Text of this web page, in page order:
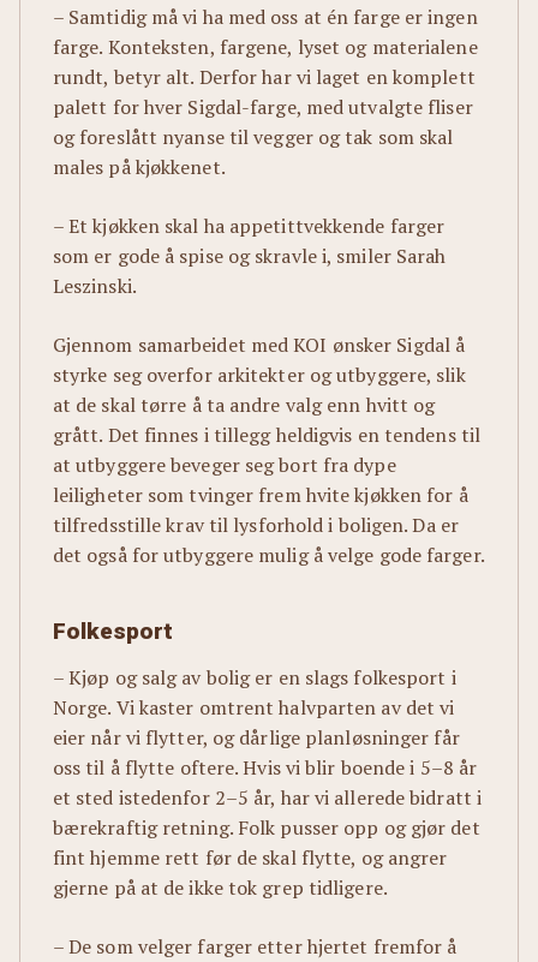
– Samtidig må vi ha med oss at én farge er ingen
farge. Konteksten, fargene, lyset og materialene
rundt, betyr alt. Derfor har vi laget en komplett
palett for hver Sigdal-farge, med utvalgte fliser
og foreslått nyanse til vegger og tak som skal
males på kjøkkenet.
– Et kjøkken skal ha appetittvekkende farger
som er gode å spise og skravle i, smiler Sarah
Leszinski.
Gjennom samarbeidet med KOI ønsker Sigdal å
styrke seg overfor arkitekter og utbyggere, slik
at de skal tørre å ta andre valg enn hvitt og
grått. Det finnes i tillegg heldigvis en tendens til
at utbyggere beveger seg bort fra dype
leiligheter som tvinger frem hvite kjøkken for å
tilfredsstille krav til lysforhold i boligen. Da er
det også for utbyggere mulig å velge gode farger.
Folkesport
– Kjøp og salg av bolig er en slags folkesport i
Norge. Vi kaster omtrent halvparten av det vi
eier når vi flytter, og dårlige planløsninger får
oss til å flytte oftere. Hvis vi blir boende i 5–8 år
et sted istedenfor 2–5 år, har vi allerede bidratt i
bærekraftig retning. Folk pusser opp og gjør det
fint hjemme rett før de skal flytte, og angrer
gjerne på at de ikke tok grep tidligere.
– De som velger farger etter hjertet fremfor å